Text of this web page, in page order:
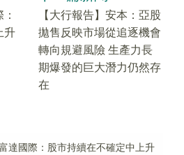
升
【大行報告】安本：亞股
拋售反映市場從追逐機會
轉向規避風險 生產力長
期爆發的巨大潛力仍然存
在
達國際：股市持續在不確定中上升